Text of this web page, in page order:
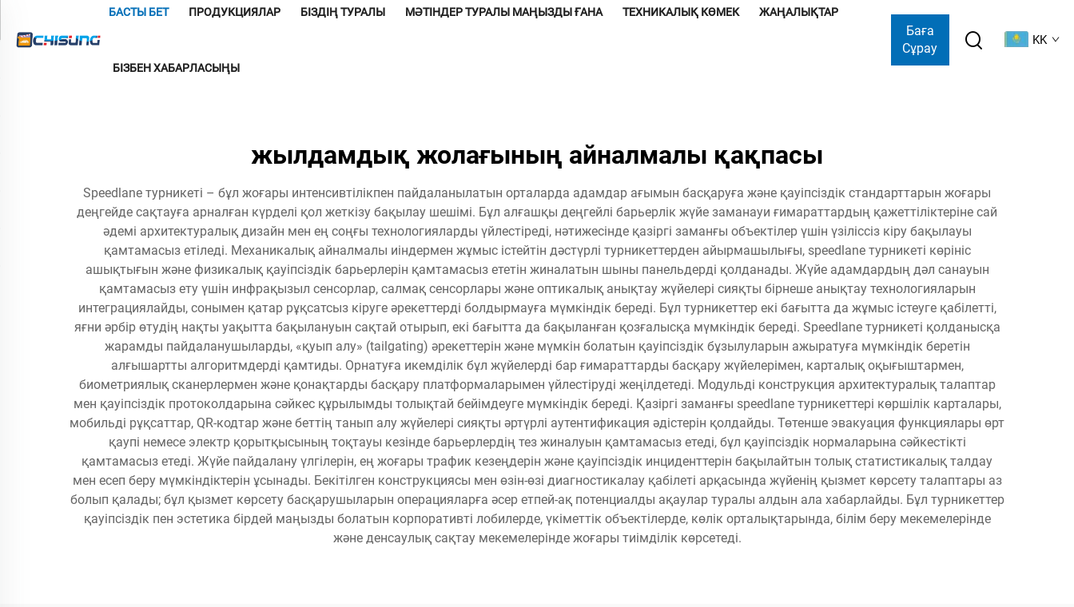
БАСТЫ БЕТ ПРОДУКЦИЯЛАР БІЗДІҢ ТУРАЛЫ МӘТІНДЕР ТУРАЛЫ МАҢЫЗДЫ ҒАНА ТЕХНИКАЛЫҚ КӨМЕК ЖАҢАЛЫҚТАР
БІЗБЕН ХАБАРЛАСЫҢЫ
Баға
Сұрау
KK
жылдамдық жолағының айналмалы қақпасы
Speedlane турникеті – бұл жоғары интенсивтілікпен пайдаланылатын орталарда адамдар ағымын басқаруға және қауіпсіздік стандарттарын жоғары
деңгейде сақтауға арналған күрделі қол жеткізу бақылау шешімі. Бұл алғашқы деңгейлі барьерлік жүйе заманауи ғимараттардың қажеттіліктеріне сай
әдемі архитектуралық дизайн мен ең соңғы технологияларды үйлестіреді, нәтижесінде қазіргі заманғы объектілер үшін үзіліссіз кіру бақылауы
қамтамасыз етіледі. Механикалық айналмалы иіндермен жұмыс істейтін дәстүрлі турникеттерден айырмашылығы, speedlane турникеті көрініс
ашықтығын және физикалық қауіпсіздік барьерлерін қамтамасыз ететін жиналатын шыны панельдерді қолданады. Жүйе адамдардың дәл санауын
қамтамасыз ету үшін инфрақызыл сенсорлар, салмақ сенсорлары және оптикалық анықтау жүйелері сияқты бірнеше анықтау технологияларын
интеграциялайды, сонымен қатар рұқсатсыз кіруге әрекеттерді болдырмауға мүмкіндік береді. Бұл турникеттер екі бағытта да жұмыс істеуге қабілетті,
яғни әрбір өтудің нақты уақытта бақылануын сақтай отырып, екі бағытта да бақыланған қозғалысқа мүмкіндік береді. Speedlane турникеті қолданысқа
жарамды пайдаланушыларды, «қуып алу» (tailgating) әрекеттерін және мүмкін болатын қауіпсіздік бұзылуларын ажыратуға мүмкіндік беретін
алғышартты алгоритмдерді қамтиды. Орнатуға икемділік бұл жүйелерді бар ғимараттарды басқару жүйелерімен, карталық оқығыштармен,
биометриялық сканерлермен және қонақтарды басқару платформаларымен үйлестіруді жеңілдетеді. Модульді конструкция архитектуралық талаптар
мен қауіпсіздік протоколдарына сәйкес құрылымды толықтай бейімдеуге мүмкіндік береді. Қазіргі заманғы speedlane турникеттері көршілік карталары,
мобильді рұқсаттар, QR-кодтар және беттің танып алу жүйелері сияқты әртүрлі аутентификация әдістерін қолдайды. Төтенше эвакуация функциялары өрт
қаупі немесе электр қорытқысының тоқтауы кезінде барьерлердің тез жиналуын қамтамасыз етеді, бұл қауіпсіздік нормаларына сәйкестікті
қамтамасыз етеді. Жүйе пайдалану үлгілерін, ең жоғары трафик кезеңдерін және қауіпсіздік инциденттерін бақылайтын толық статистикалық талдау
мен есеп беру мүмкіндіктерін ұсынады. Бекітілген конструкциясы мен өзін-өзі диагностикалау қабілеті арқасында жүйенің қызмет көрсету талаптары аз
болып қалады; бұл қызмет көрсету басқарушыларын операцияларға әсер етпей-ақ потенциалды ақаулар туралы алдын ала хабарлайды. Бұл турникеттер
қауіпсіздік пен эстетика бірдей маңызды болатын корпоративті лобилерде, үкіметтік объектілерде, көлік орталықтарында, білім беру мекемелерінде
және денсаулық сақтау мекемелерінде жоғары тиімділік көрсетеді.